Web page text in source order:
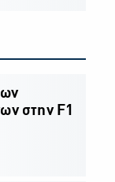
στην F1